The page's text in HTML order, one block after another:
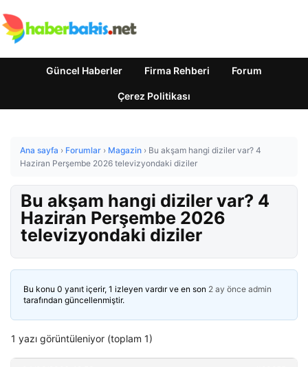
Güncel Haberler Firma Rehberi Forum
Çerez Politikası
Ana sayfa › Forumlar › Magazin › Bu akşam hangi diziler var? 4
Haziran Perşembe 2026 televizyondaki diziler
Bu akşam hangi diziler var? 4
Haziran Perşembe 2026
televizyondaki diziler
Bu konu 0 yanıt içerir, 1 izleyen vardır ve en son 2 ay önce admin
tarafından güncellenmiştir.
1 yazı görüntüleniyor (toplam 1)